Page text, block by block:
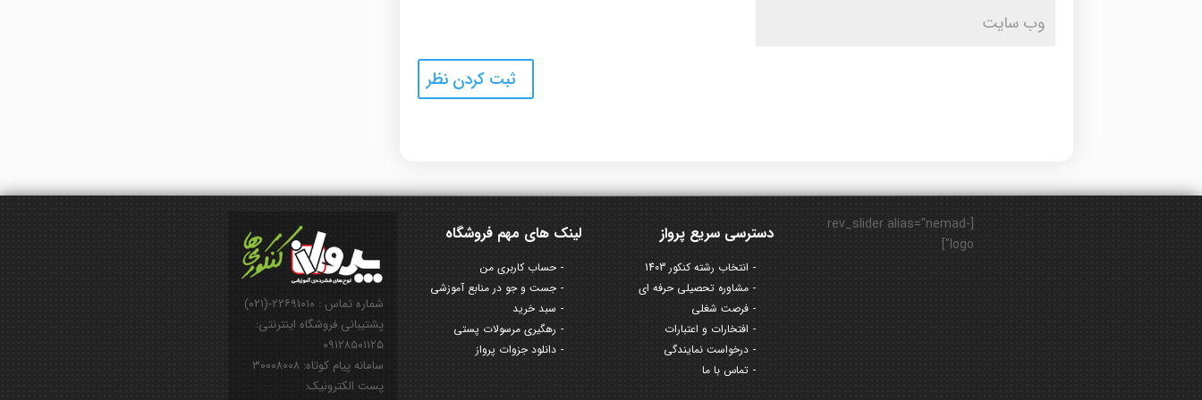
شماره تماس : ۲۲۶۹۱۰۱۰-(۰۲۱)
پشتیبانی فروشگاه اینترنتی:
۰۹۱۲۸۵۰۱۱۲۵
سامانه پیام کوتاه: ۳۰۰۰۸۰۰۸
پست الکترونیک:
لینک های مهم فروشگاه
حساب کاربری من
جست و جو در منابع آموزشی
سبد خرید
رهگیری مرسولات پستی
دانلود جزوات پرواز
دسترسی سریع پرواز
انتخاب رشته کنکور 1403
مشاوره تحصیلی حرفه ای
فرصت شغلی
افتخارات و اعتبارات
درخواست نمایندگی
تماس با ما
[rev_slider alias="nemad-
logo"]